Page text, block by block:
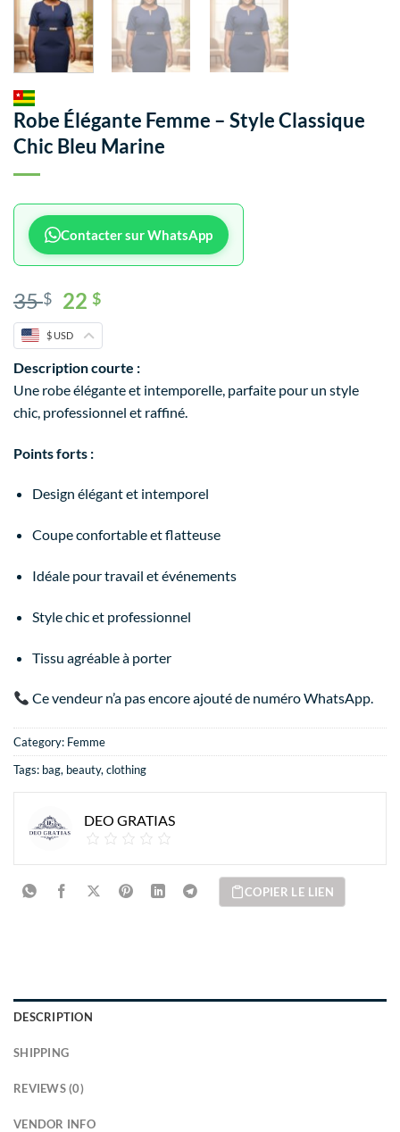
Robe Élégante Femme – Style Classique
Chic Bleu Marine
Contacter sur WhatsApp
35$ 22$
$ USD
Description courte :
Une robe élégante et intemporelle, parfaite pour un style
chic, professionnel et raffiné.
Points forts :
Design élégant et intemporel
Coupe confortable et flatteuse
Idéale pour travail et événements
Style chic et professionnel
Tissu agréable à porter
Ce vendeur n’a pas encore ajouté de numéro WhatsApp.
Category: Femme
Tags: bag, beauty, clothing
DEO GRATIAS
COPIER LE LIEN
DESCRIPTION
SHIPPING
REVIEWS (0)
VENDOR INFO